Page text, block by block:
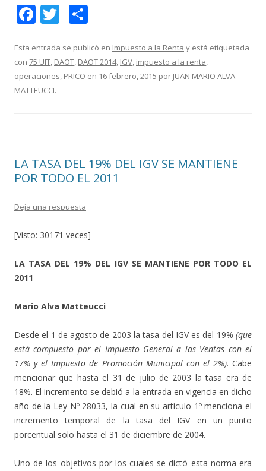
F
e
b
o
T
itt
er
m
p
Esta entrada se publicó en Impuesto a la Renta y está etiquetada
con 75 UIT, DAOT, DAOT 2014, IGV, impuesto a la renta,
operaciones, PRICO en 16 febrero, 2015 por JUAN MARIO ALVA
MATTEUCCI.
LA TASA DEL 19% DEL IGV SE MANTIENE
POR TODO EL 2011
Deja una respuesta
[Visto: 30171 veces]
LA TASA DEL 19% DEL IGV SE MANTIENE POR TODO EL
2011
Mario Alva Matteucci
Desde el 1 de agosto de 2003 la tasa del IGV es del 19% (que
está compuesto por el Impuesto General a las Ventas con el
17% y el Impuesto de Promoción Municipal con el 2%). Cabe
mencionar que hasta el 31 de julio de 2003 la tasa era de
18%. El incremento se debió a la entrada en vigencia en dicho
año de la Ley Nº 28033, la cual en su artículo 1º menciona el
incremento temporal de la tasa del IGV en un punto
porcentual solo hasta el 31 de diciembre de 2004.
Uno de los objetivos por los cuales se dictó esta norma era